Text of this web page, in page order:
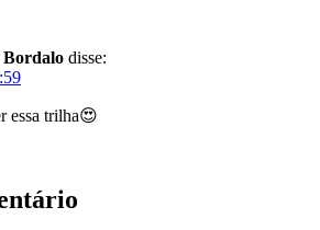
disse:
essa trilha😍